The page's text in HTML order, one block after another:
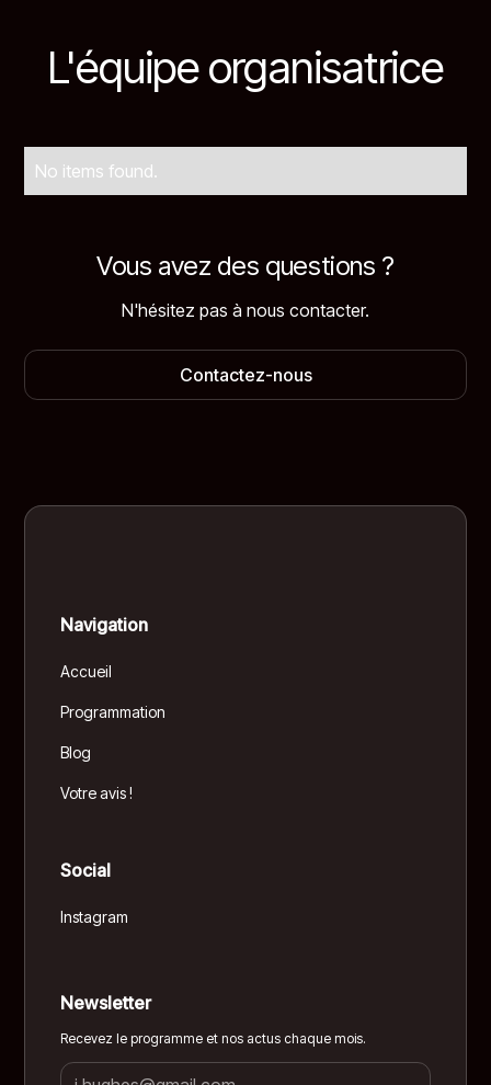
L'équipe organisatrice
No items found.
Vous avez des questions ?
N'hésitez pas à nous contacter.
Contactez-nous
Navigation
Accueil
Programmation
Blog
Votre avis !
Social
Instagram
Newsletter
Recevez le programme et nos actus chaque mois.